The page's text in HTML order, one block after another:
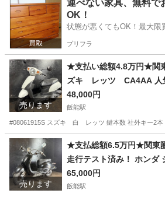
運べない家具、無料で
OK！
状態が悪くてもOK！最大限
プリフラ
売ります
★支払い総額4.8万円★関
ズキ レッツ CA4AA 人
♪ 外観良好！通勤、通学に
48,000円
飯能駅
#08061915S スズキ 白 レッツ 鍵本数 社外キー
埼玉 飯能市 飯能駅 スズキ レッツ
売ります
★支払総額6.5万円★関東
走行テスト済み！ ホンダ
人気のジョーカー！激安
ストのためオイル注ぎ足
65,000円
飯能駅